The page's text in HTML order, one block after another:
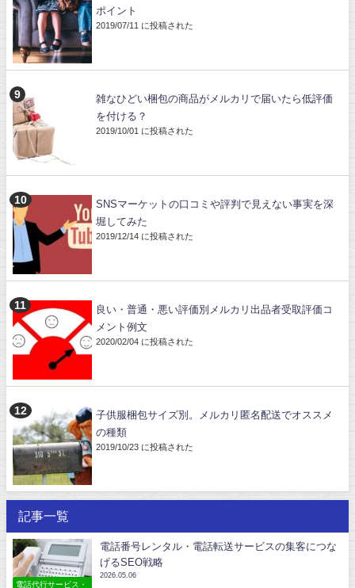
ポイント
2019/07/11 に投稿された
雑なひどい梱包の商品がメルカリで届いたら低評価
を付ける？
2019/10/01 に投稿された
SNSマーケットの口コミや評判で見えない事実を深
堀してみた
2019/12/14 に投稿された
良い・普通・悪い評価別メルカリ出品者受取評価コ
メント例文
2020/02/04 に投稿された
子供服梱包サイズ別。メルカリ匿名配送でオススメ
の種類
2019/10/23 に投稿された
記事一覧
電話代行サービス・
電話番号レンタル・電話転送サービスの集客につな
げるSEO戦略
2026.05.06